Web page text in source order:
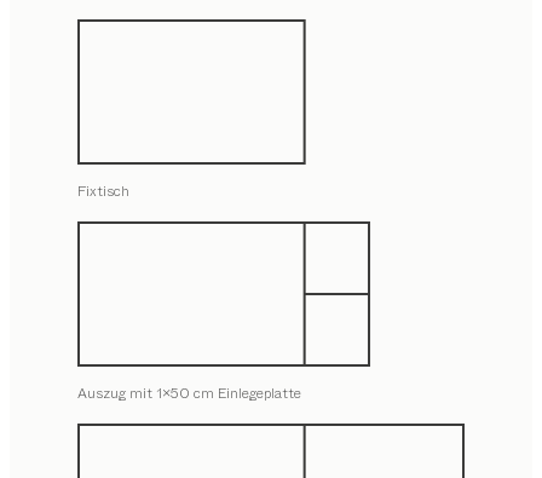
Fixtisch
Auszug mit 1x50 cm Einlegeplatte